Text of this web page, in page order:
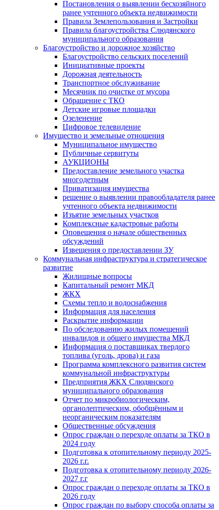
Постановления о выявлении бесхозяйного
ранее учтенного объекта недвижимости
Правила Землепользования и Застройки
Правила благоустройства Слюдянского
муниципального образования
Благоустройство и дорожное хозяйство
Благоустройство сельских поселений
Инициативные проекты
Дорожная деятельность
Транспортное обслуживание
Месячник по очистке от мусора
Обращение с ТКО
Детские игровые площадки
Озеленение
Цифровое телевидение
Имущество и земельные отношения
Муниципальное имущество
Публичные сервитуты
АУКЦИОНЫ
Предоставление земельного участка
многодетным
Приватизация имущества
решение о выявлении правообладателя ранее
учтенного объекта недвижимости
Изъятие земельных участков
Комплексные кадастровые работы
Оповещения о начале общественных
обсуждений
Извещения о предоставлении ЗУ
Коммунальная инфраструктура и стратегическое
развитие
Жилищные вопросы
Капитальный ремонт МКД
ЖКХ
Схемы тепло и водоснабжения
Информация для населения
Раскрытие информации
По обследованию жилых помещений
инвалидов и общего имущества МКД
Информация о поставщиках твердого
топлива (уголь, дрова) и газа
Программа комплексного развития систем
коммунальной инфраструктуры
Предприятия ЖКХ Слюдянского
муниципального образования
Отчет по микробиологическим,
органолептическим, обобщённым и
неорганическим показателям
Общественные обсуждения
Опрос граждан о переходе оплаты за ТКО в
2024 году
Подготовка к отопительному периоду 2025-
2026 г.г.
Подготовка к отопительному периоду 2026-
2027 г.г
Опрос граждан о переходе оплаты за ТКО в
2026 году
Опрос граждан по выбору способа оплаты за